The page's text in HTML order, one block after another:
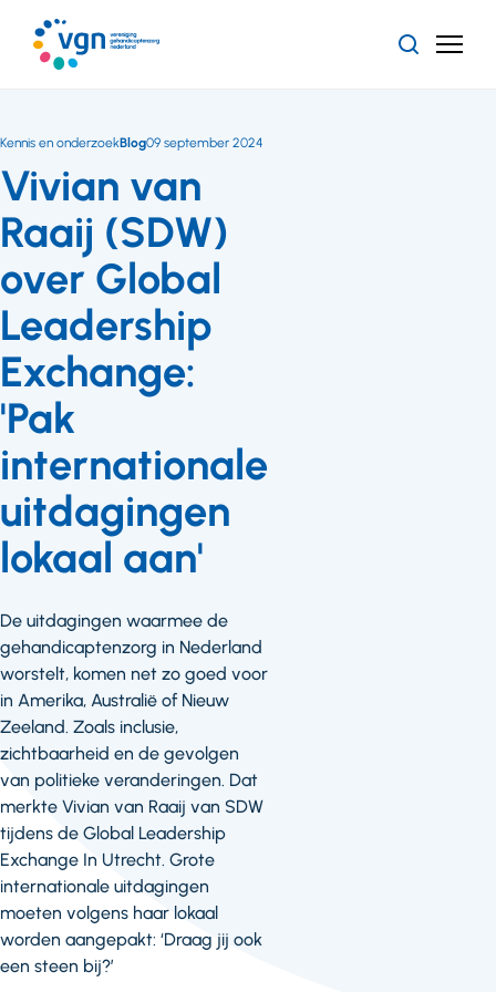
naar
hoofdinhoud
ZoekenMenu
Vivian van
Raaij (SDW)
over Global
Leadership
Exchange:
'Pak
internationale
uitdagingen
lokaal aan'
Kennis en onderzoekBlog09 september 2024
De uitdagingen waarmee de
gehandicaptenzorg in Nederland
worstelt, komen net zo goed voor
in Amerika, Australië of Nieuw
Zeeland. Zoals inclusie,
zichtbaarheid en de gevolgen
van politieke veranderingen. Dat
merkte Vivian van Raaij van SDW
tijdens de Global Leadership
Exchange In Utrecht. Grote
internationale uitdagingen
moeten volgens haar lokaal
worden aangepakt: ‘Draag jij ook
een steen bij?’